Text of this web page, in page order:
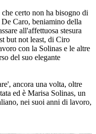
certo non ha bisogno di
Caro, beniamino della
all'affettuosa stesura
but not least, di Ciro
con la Solinas e le altre
del suo elegante
ancora una volta, oltre
ed è Marisa Solinas, un
nei suoi anni di lavoro,